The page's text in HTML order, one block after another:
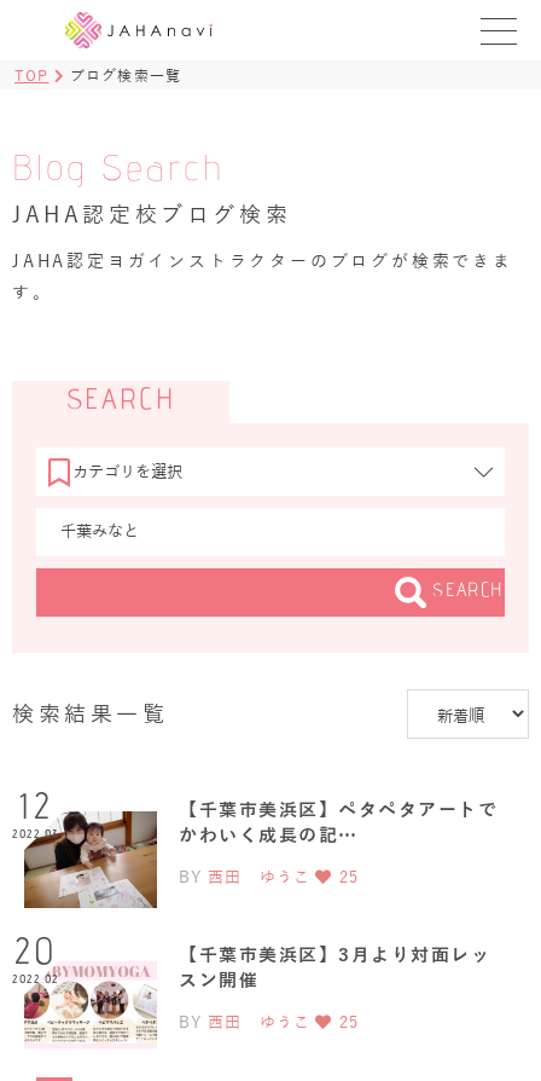
BLOG
ヨガ資格講座 ›
TOP ブログ検索一覧
Blog Search
JAHA認定校ブログ検索
JAHA認定ヨガインストラクターのブログが検索できま
す。
SEARCH
SEARCH
検索結果一覧
12
2022.03
【千葉市美浜区】ペタペタアートで
かわいく成長の記…
BY 西田 ゆうこ 25
20
2022.02
【千葉市美浜区】3月より対面レッ
スン開催
BY 西田 ゆうこ 25